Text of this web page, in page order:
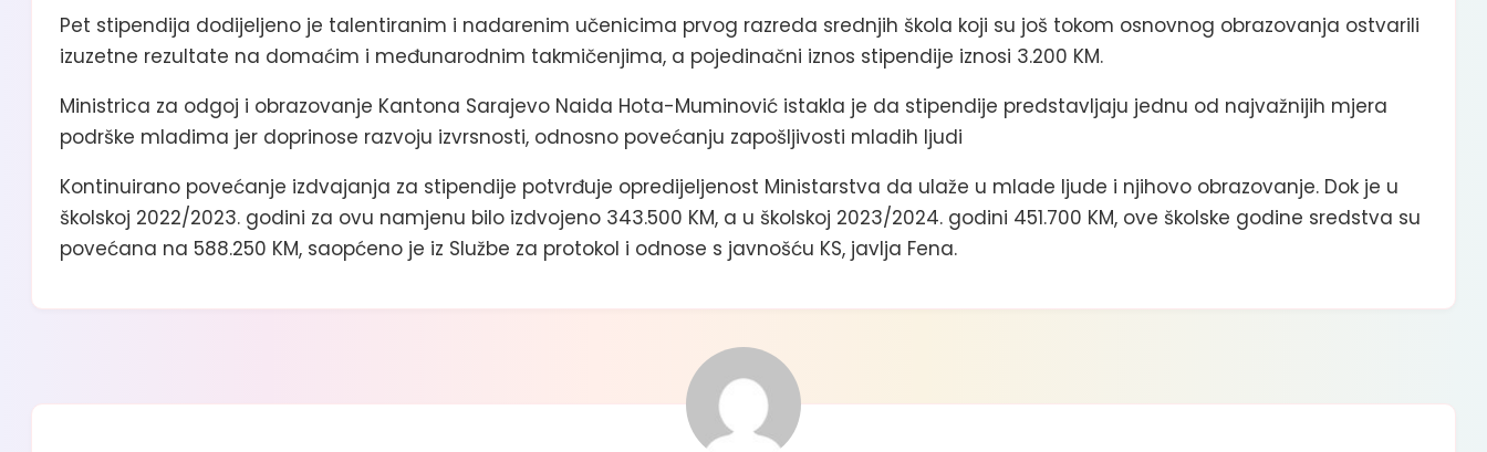
Pet stipendija dodijeljeno je talentiranim i nadarenim učenicima prvog razreda srednjih škola koji su još tokom osnovnog obrazovanja ostvarili
izuzetne rezultate na domaćim i međunarodnim takmičenjima, a pojedinačni iznos stipendije iznosi 3.200 KM.
Ministrica za odgoj i obrazovanje Kantona Sarajevo Naida Hota-Muminović istakla je da stipendije predstavljaju jednu od najvažnijih mjera
podrške mladima jer doprinose razvoju izvrsnosti, odnosno povećanju zapošljivosti mladih ljudi
Kontinuirano povećanje izdvajanja za stipendije potvrđuje opredijeljenost Ministarstva da ulaže u mlade ljude i njihovo obrazovanje. Dok je u
školskoj 2022/2023. godini za ovu namjenu bilo izdvojeno 343.500 KM, a u školskoj 2023/2024. godini 451.700 KM, ove školske godine sredstva su
povećana na 588.250 KM, saopćeno je iz Službe za protokol i odnose s javnošću KS, javlja Fena.